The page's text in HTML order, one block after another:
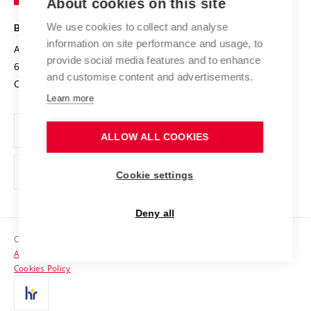
Projects
Projects from Structural Funds
Specific University Research
Safe University
Organization Structure
Official notice board
Personal Data Protection
Support and development of employees and students
Contacts
Media
Technology
BRNO UNIVERSITY OF TECHNOLOGY
Antonínská 548/1
602 00 Brno
Czech Republic
www.vut.cz
vut@vutbr.cz
Copyright © 2026 VUT
Accessibility Statement
Cookies Policy
About cookies on this site
We use cookies to collect and analyse
information on site performance and usage, to
provide social media features and to enhance
and customise content and advertisements.
Learn more
ALLOW ALL COOKIES
Cookie settings
Deny all